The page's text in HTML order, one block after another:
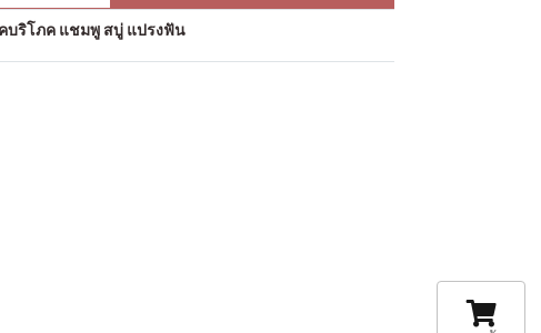
บริโภค แชมพู สบู่ แปรงฟัน